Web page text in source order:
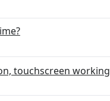
touchscreen working